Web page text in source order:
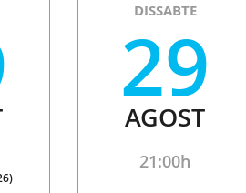
)
DISSABTE
29
AGOST
21:00h